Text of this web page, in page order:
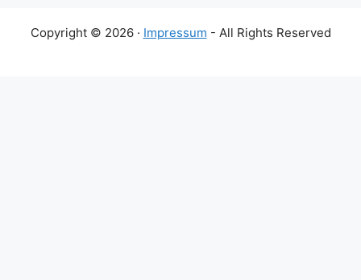
Copyright © 2026 · Impressum - All Rights Reserved